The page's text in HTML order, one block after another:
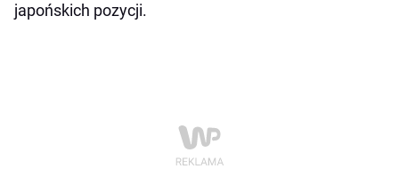
japońskich pozycji.